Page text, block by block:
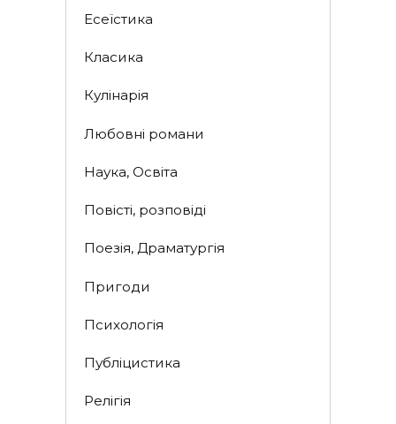
Есеїстика
Класика
Кулінарія
Любовні романи
Наука, Освіта
Повісті, розповіді
Поезія, Драматургія
Пригоди
Психологія
Публіцистика
Релігія